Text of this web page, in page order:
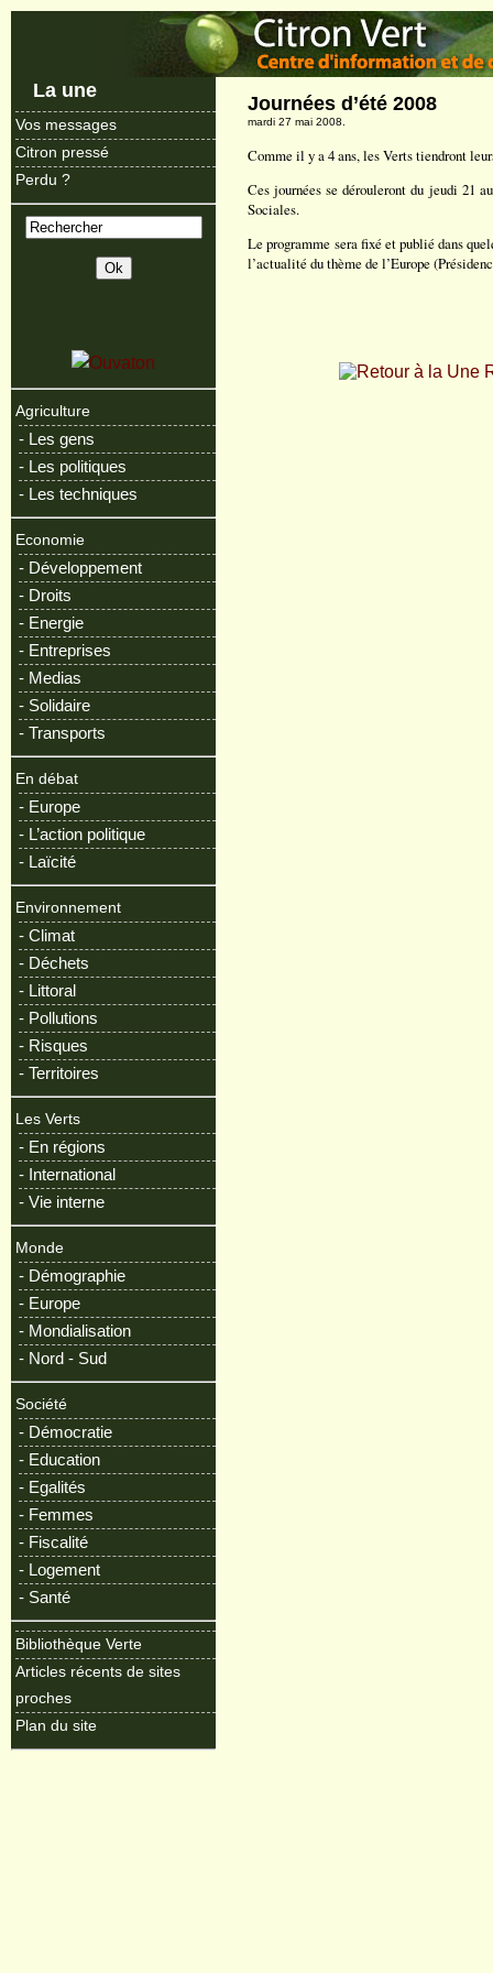
La une
Vos messages
Citron pressé
Perdu ?
Agriculture
- Les gens
- Les politiques
- Les techniques
Economie
- Développement
- Droits
- Energie
- Entreprises
- Medias
- Solidaire
- Transports
En débat
- Europe
- L’action politique
- Laïcité
Environnement
- Climat
- Déchets
- Littoral
- Pollutions
- Risques
- Territoires
Les Verts
- En régions
- International
- Vie interne
Monde
- Démographie
- Europe
- Mondialisation
- Nord - Sud
Société
- Démocratie
- Education
- Egalités
- Femmes
- Fiscalité
- Logement
- Santé
Bibliothèque Verte
Articles récents de sites
proches
Plan du site
Journées d’été 2008
mardi 27 mai 2008.
Comme il y a 4 ans, les Verts tiendront
Ces journées se dérouleront du jeudi 21
Sociales.
Le programme sera fixé et publié dans
l’actualité du thème de l’Europe